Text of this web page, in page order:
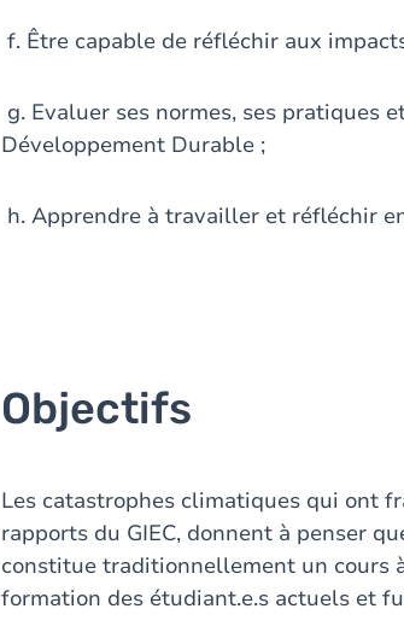
f. Être capable de réfléchir aux
g. Evaluer ses normes, ses pratiques
Développement Durable ;
h. Apprendre à travailler et réfléchir
Objectifs
Les catastrophes climatiques qui ont
rapports du GIEC, donnent à penser
constitue traditionnellement un cours
formation des étudiant.e.s actuels et